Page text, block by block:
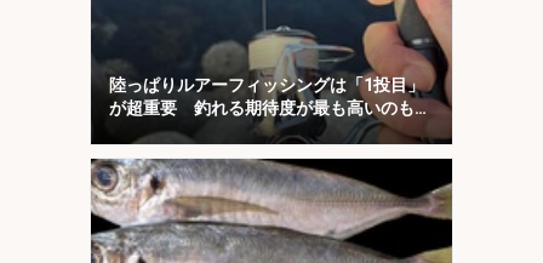
陸っぱりルアーフィッシングは「1投目」
が超重要 釣れる期待度が最も高いのも
「1投目」！